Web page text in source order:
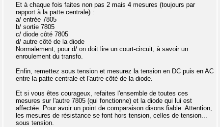
Et à chaque fois faites non pas 2 mais 4 mesures (toujours par
rapport à la patte centrale) :
a/ entrée 7805
b/ sortie 7805
c/ diode côté 7805
d/ autre côté de la diode
Normalement, pour d/ on doit lire un court-circuit, à savoir un
enroulement du transfo.
Enfin, remettez sous tension et mesurez la tension en DC puis en AC
entre la patte centrale et l'autre côté de la diode.
Et si vous êtes courageux, refaites l'ensemble de toutes ces
mesures sur l'autre 7805 (qui fonctionne) et la diode qui lui est
affectée. Pour avoir un point de comparaison disons fiable. Attention,
les mesures de résistance se font hors tension, celles de tension...
sous tension.